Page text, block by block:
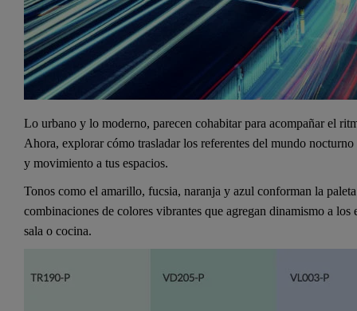
Lo urbano y lo moderno, parecen cohabitar para acompañar el
Ahora, explorar cómo trasladar los referentes del mundo
y movimiento a tus espacios.
Tonos como el amarillo, fucsia, naranja y azul conforman la
combinaciones de colores vibrantes que agregan dinamismo a los
sala o cocina.